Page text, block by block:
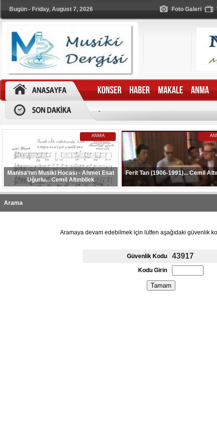
Bugün - Friday, August 7, 2026 Foto Galeri
-
ANMA
Manisa’nın Musiki Hocası - Ahmet Esat
Uğurlu... Cemil Altınbilek
Ferit Tan (1906-1991)... Cemil
Arama
Aramaya devam edebilmek için lütfen aşağıdaki güvenlik
Güvenlik Kodu 43917
Kodu Girin